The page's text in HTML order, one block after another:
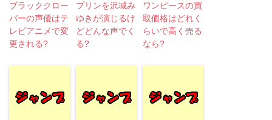
ブラッククロー
バーの声優はテ
レビアニメで変
更される?
プリンを沢城み
ゆきが演じるけ
どどんな声でく
る?
ワンピースの買
取価格はどれく
らいで高く売る
なら?